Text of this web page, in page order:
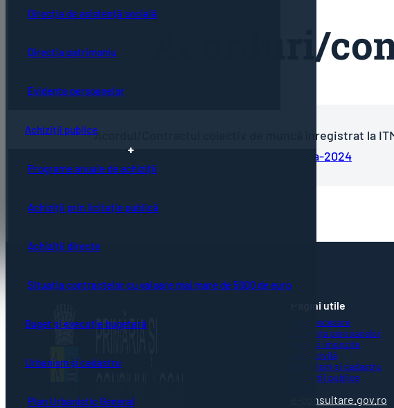
Direcția de asistență socială
Direcția patrimoniu
Evidența persoanelor
Achiziții publice
Programe anuale de achiziții
Achiziții prin licitație publică
Achiziții directe
Situația contractelor cu valoare mai mare de 5000 de euro
Buget și execuție bugetară
Urbanism și cadastru
Plan Urbanistic General
Acorduri/
Acordul/Contractul colectiv de muncă înregistrat la
Acord-Contract-colectiv-de-munca-2024
Pagini utile
Acte necesare
Evidența persoanelor
Taxe și impozite
Stare civilă
Urbanism și cadastru
Achiziții publice
e-consultare.gov.ro